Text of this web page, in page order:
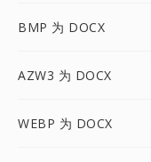
BMP 为 DOCX
AZW3 为 DOCX
WEBP 为 DOCX